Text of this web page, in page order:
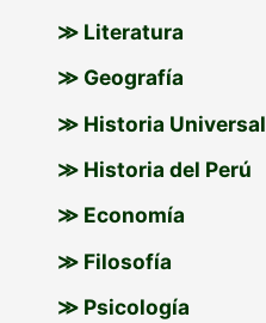
≫ Literatura
≫ Geografía
≫ Historia Universal
≫ Historia del Perú
≫ Economía
≫ Filosofía
≫ Psicología